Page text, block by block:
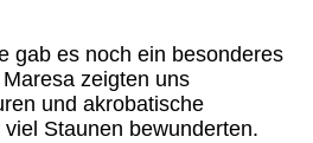
gab es noch ein besonderes
zeigten uns
und akrobatische
Staunen bewunderten.